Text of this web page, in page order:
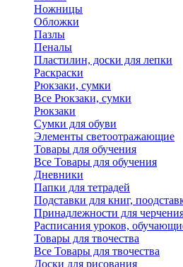
Ножницы
Обложки
Пазлы
Пеналы
Пластилин, доски для лепки
Раскраски
Рюкзаки, сумки
Все Рюкзаки, сумки
Рюкзаки
Сумки для обуви
Элементы светоотражающие
Товары для обучения
Все Товары для обучения
Дневники
Папки для тетрадей
Подставки для книг,
Принадлежности для
Расписания уроков,
Товары для твочества
Все Товары для твочества
Доски для рисования